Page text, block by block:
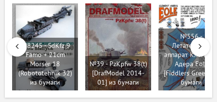
№8245 - SdKfz 9
Famo + 21cm
Morser 18
(Robototehnik 32)
из бумаги
№39 - PzKpfw 38(t)
[DrafModel 2014-
01] из бумаги
№556 -
Летательный
аппарат
Адера Eole
[Fiddlers Green]
бумаги